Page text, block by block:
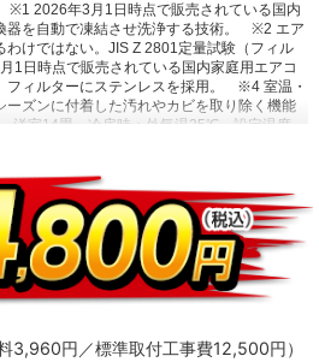
※1 2026年3月1日時点で販売されている国内
を自動で凍結させ洗浄する技術。
※2 エア
わけではない。JIS Z 2801定量試験（フィル
1日時点で販売されている国内家庭用エアコ
ィルターにステンレスを採用。
※4 室温・
ズンに付着した汚れやカビを取り除く機能
洋室14畳。冷房時：外気温35℃、設定温度
242Wh）との比較。カーテンを閉め切った
運転中の室外機の吸い込み空気温度。ベラン
合、室外機周辺が高温になることがありま
てください。また、高温の場合、製品保護の
使用環境により能力が低下する場合がありま
3,960円／標準取付工事費12,500円）